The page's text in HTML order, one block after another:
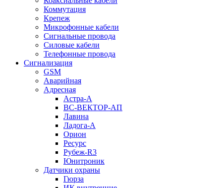
Коммутация
Крепеж
Микрофонные кабели
Сигнальные провода
Силовые кабели
Телефонные провода
Сигнализация
GSM
Аварийная
Адресная
Астра-А
ВС-ВЕКТОР-АП
Лавина
Ладога-А
Орион
Ресурс
Рубеж-R3
Юнитроник
Датчики охраны
Гюрза